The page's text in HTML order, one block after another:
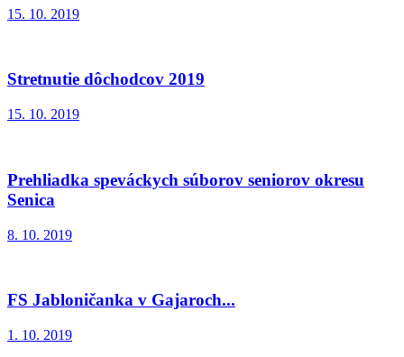
15. 10. 2019
Stretnutie dôchodcov 2019
15. 10. 2019
Prehliadka speváckych súborov seniorov okresu
Senica
8. 10. 2019
FS Jabloničanka v Gajaroch...
1. 10. 2019